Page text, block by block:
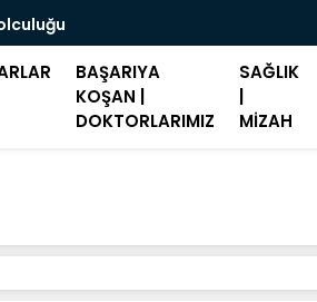
Merz:
BAŞARIYA
KOŞAN |
DOKTORLARIMIZ
SAĞLIK
MİZAH